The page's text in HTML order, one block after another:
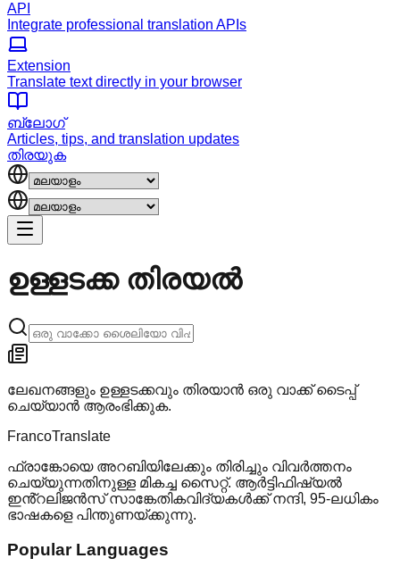
API
Integrate professional translation APIs
Extension
Translate text directly in your browser
ബ്ലോഗ്
Articles, tips, and translation updates
തിരയുക
ഉള്ളടക്ക തിരയൽ
ലേഖനങ്ങളും ഉള്ളടക്കവും തിരയാൻ ഒരു വാക്ക് ടൈപ്പ്
ചെയ്യാൻ ആരംഭിക്കുക.
FrancoTranslate
ഫ്രാങ്കോയെ അറബിയിലേക്കും തിരിച്ചും വിവർത്തനം
ചെയ്യുന്നതിനുള്ള മികച്ച സൈറ്റ്. ആർട്ടിഫിഷ്യൽ
ഇൻ്റലിജൻസ് സാങ്കേതികവിദ്യകൾക്ക് നന്ദി, 95-ലധികം
ഭാഷകളെ പിന്തുണയ്ക്കുന്നു.
Popular Languages